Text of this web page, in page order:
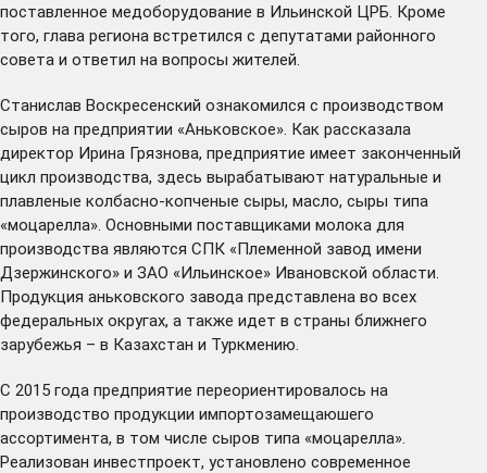
поставленное медоборудование в Ильинской ЦРБ. Кроме
того, глава региона встретился с депутатами районного
совета и ответил на вопросы жителей.
Станислав Воскресенский ознакомился с производством
сыров на предприятии «Аньковское». Как рассказала
директор Ирина Грязнова, предприятие имеет законченный
цикл производства, здесь вырабатывают натуральные и
плавленые колбасно-копченые сыры, масло, сыры типа
«моцарелла». Основными поставщиками молока для
производства являются СПК «Племенной завод имени
Дзержинского» и ЗАО «Ильинское» Ивановской области.
Продукция аньковского завода представлена во всех
федеральных округах, а также идет в страны ближнего
зарубежья – в Казахстан и Туркмению.
С 2015 года предприятие переориентировалось на
производство продукции импортозамещаюшего
ассортимента, в том числе сыров типа «моцарелла».
Реализован инвестпроект, установлено современное